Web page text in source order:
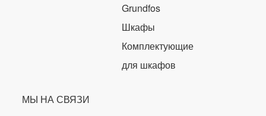
Grundfos
Шкафы
Комплектующие
для шкафов
МЫ НА СВЯЗИ